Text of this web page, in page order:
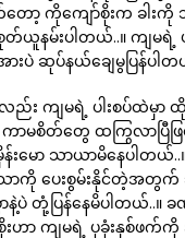
ော့ ကိုကျော်စိုးက ခါးကို
ယူနမ်းပါတယ်..။ ကျမရဲ့
ဆုပ်နယ်ချေမွပြန်ပါတ
း ကျမရဲ့ ပါးစပ်ထဲမှာ ထိုး
ကာမစိတ်တွေ ထကြွလာပ
န်းမော သာယာမိနေပါ
ာကို ပေးစွမ်းနိုင်တဲ့အတွ
နဲ့ပဲ တုံ့ပြန်နေမိပါတယ်..။
စိုးဟာ ကျမရဲ့ ပုခုံးနှစ်ဖ